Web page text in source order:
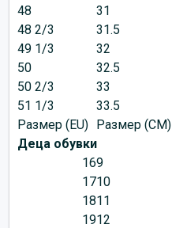
48
31
48 2/3
31.5
49 1/3
32
50
32.5
50 2/3
33
51 1/3
33.5
Размер (EU) Размер (CM)
Деца обувки
169
1710
1811
1912